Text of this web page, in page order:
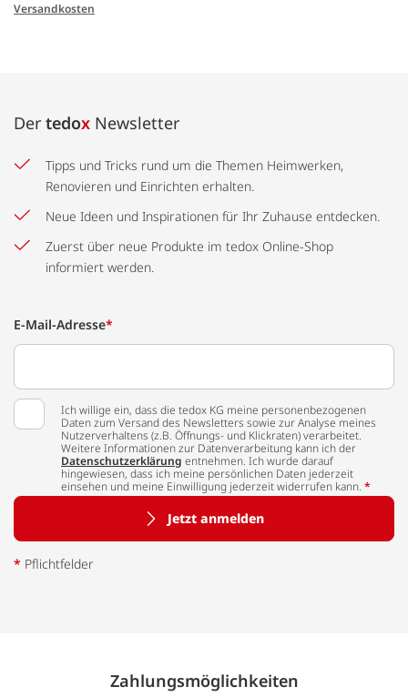
Versandkosten
Der tedox Newsletter
Tipps und Tricks rund um die Themen Heimwerken,
Renovieren und Einrichten erhalten.
Neue Ideen und Inspirationen für Ihr Zuhause entdecken.
Zuerst über neue Produkte im tedox Online-Shop
informiert werden.
E-Mail-Adresse*
Ich willige ein, dass die tedox KG meine personenbezogenen
Daten zum Versand des Newsletters sowie zur Analyse meines
Nutzerverhaltens (z.B. Öffnungs- und Klickraten) verarbeitet.
Weitere Informationen zur Datenverarbeitung kann ich der
Datenschutzerklärung entnehmen. Ich wurde darauf
hingewiesen, dass ich meine persönlichen Daten jederzeit
einsehen und meine Einwilligung jederzeit widerrufen kann. *
Jetzt anmelden
* Pflichtfelder
Zahlungs­möglich­keiten